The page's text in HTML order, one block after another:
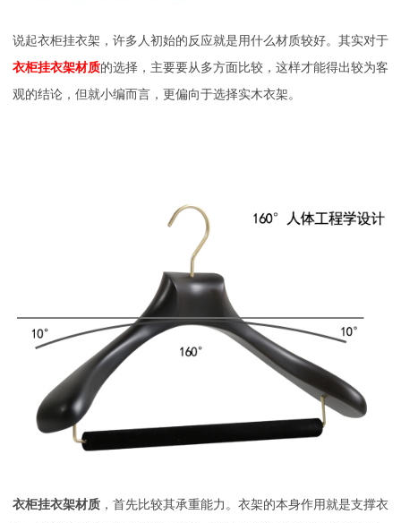
说起衣柜挂衣架，许多人初始的反应就是用什么材质较好。其实对于
衣柜挂衣架材质的选择，主要要从多方面比较，这样才能得出较为客
观的结论，但就小编而言，更偏向于选择实木衣架。
衣柜挂衣架材质 ，首先比较其承重能力。衣架的本身作用就是支撑衣